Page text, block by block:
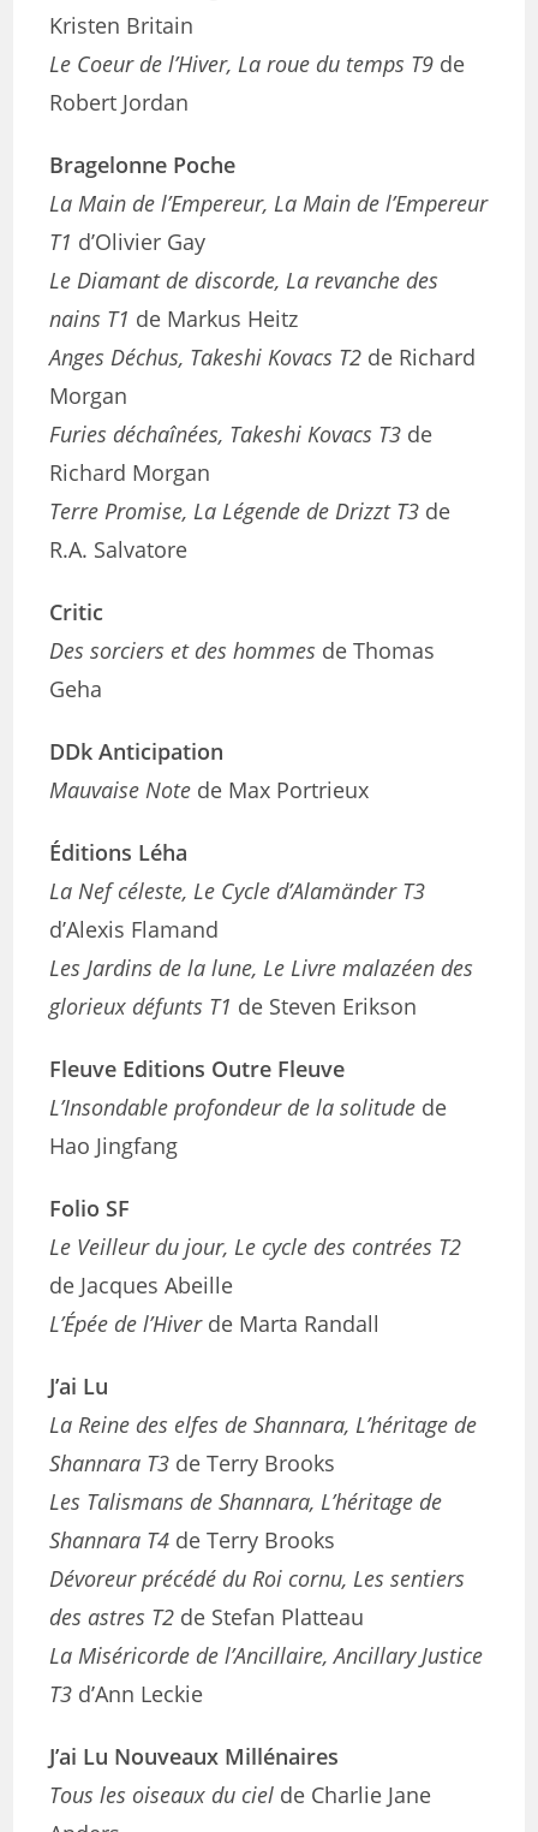
Kristen Britain
Le Coeur de l’Hiver, La roue du temps T9 de
Robert Jordan
Bragelonne Poche
La Main de l’Empereur, La Main de l’Empereur
T1 d’Olivier Gay
Le Diamant de discorde, La revanche des
nains T1 de Markus Heitz
Anges Déchus, Takeshi Kovacs T2 de Richard
Morgan
Furies déchaînées, Takeshi Kovacs T3 de
Richard Morgan
Terre Promise, La Légende de Drizzt T3 de
R.A. Salvatore
Critic
Des sorciers et des hommes de Thomas
Geha
DDk Anticipation
Mauvaise Note de Max Portrieux
Éditions Léha
La Nef céleste, Le Cycle d’Alamänder T3
d’Alexis Flamand
Les Jardins de la lune, Le Livre malazéen des
glorieux défunts T1 de Steven Erikson
Fleuve Editions Outre Fleuve
L’Insondable profondeur de la solitude de
Hao Jingfang
Folio SF
Le Veilleur du jour, Le cycle des contrées T2
de Jacques Abeille
L’Épée de l’Hiverde Marta Randall
J’ai Lu
La Reine des elfes de Shannara, L’héritage de
Shannara T3 de Terry Brooks
Les Talismans de Shannara, L’héritage de
Shannara T4 de Terry Brooks
Dévoreur précédé du Roi cornu, Les sentiers
des astres T2 de Stefan Platteau
La Miséricorde de l’Ancillaire, Ancillary Justice
T3 d’Ann Leckie
J’ai Lu Nouveaux Millénaires
Tous les oiseaux du ciel de Charlie Jane